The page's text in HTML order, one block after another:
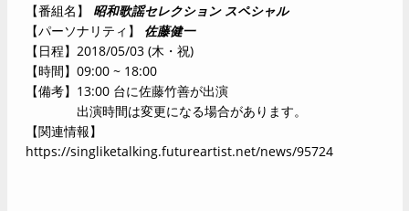
【番組名】
昭和歌謡セレクション スペシャル
【パーソナリティ】
佐藤健一
【日程】2018/05/03 (木・祝)
【時間】09:00 ~ 18:00
【備考】13:00 台に佐藤竹善が出演
出演時間は変更になる場合があります。
【関連情報】
https://singliketalking.futureartist.net/news/95724